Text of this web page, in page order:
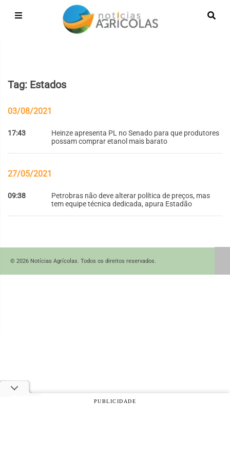
Tag: Estados
03/08/2021
17:43
Heinze apresenta PL no Senado para que produtores
possam comprar etanol mais barato
27/05/2021
09:38
Petrobras não deve alterar política de preços, mas
tem equipe técnica dedicada, apura Estadão
© 2026 Notícias Agrícolas. Todos os direitos reservados.
PUBLICIDADE